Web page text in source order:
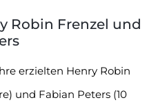
Robin Frenzel und
erzielten Henry Robin
und Fabian Peters (10